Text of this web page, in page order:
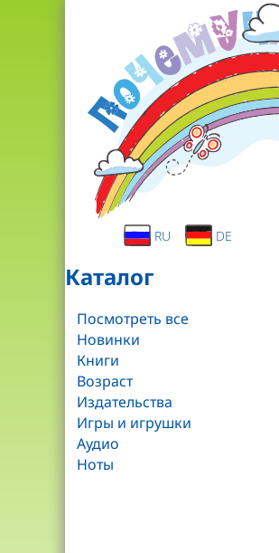
RU DE
Каталог
Посмотреть все
Новинки
Книги
Возраст
Издательства
Игры и игрушки
Аудио
Ноты